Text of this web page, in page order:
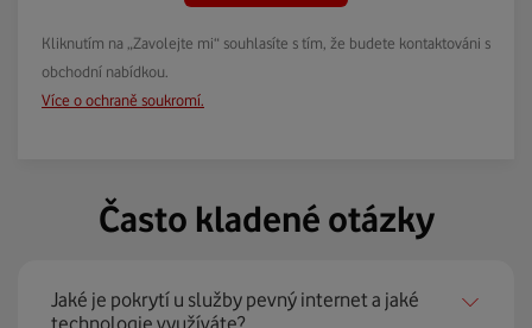
Kliknutím na „Zavolejte mi“ souhlasíte s tím, že budete kontaktováni s
obchodní nabídkou.
Více o ochraně soukromí.
Často kladené otázky
Jaké je pokrytí u služby pevný internet a jaké
technologie využíváte?